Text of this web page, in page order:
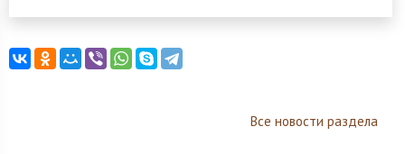
Все новости раздела